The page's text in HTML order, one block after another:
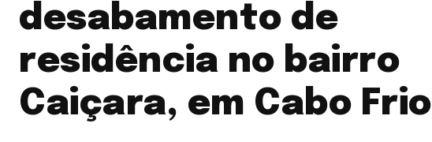
desabamento de
residência no bairro
Caiçara, em Cabo Frio